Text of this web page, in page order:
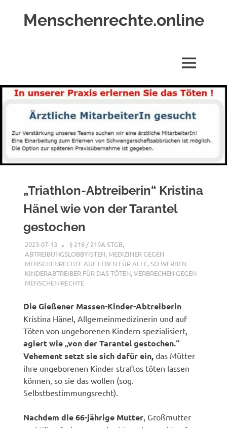
Menschenrechte.online
Geborene
wie
für
Ungeborene
MENÜ
„Triathlon-Abtreiberin“ Kristina
Hänel wie von der Tarantel
gestochen
2023-07-13 XX
§ 218 / 219A STGB,
ABTREIBUNGSLOBBYISTEN, MEDIZINER GEGEN
MENSCHENRECHTE AUF LEBEN FÜR ALLE,SO WERBEN
KINDERABTREIBER FÜR DAS TÖTEN,VERBRECHEN GEGEN
MENSCHEN-RECHTE
Die Gießener Massen-Kinder-Abtreiberin
Kristina Hänel, Allgemeinmedizinerin und auf
Töten von ungeborenen Kindern spezialisiert,
agiert wie „von der Tarantel gestochen.“
Vehement setzt sie sich dafür ein, das Mütter
ihre ungeborenen Kinder straflos töten lassen
können, so sie das wollen (sog.
Selbstbestimmungsrecht).
Nachdem die 66-jährige Mutter, Großmutter